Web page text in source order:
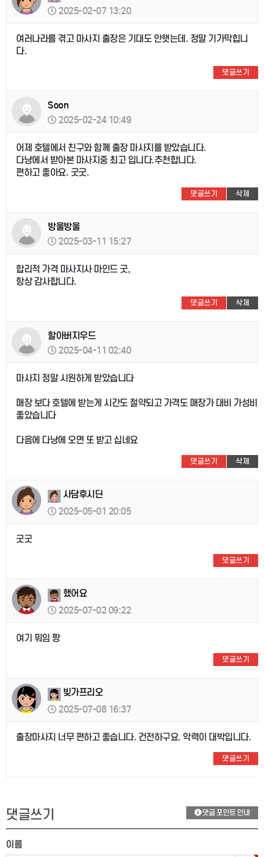
2025-02-07 13:20
여러나라를 겪고 마사지 출장은 기대도 안햇는데. 정말 기가막힙니
다.
댓글쓰기
Soon
2025-02-24 10:49
어제 호텔에서 친구와 함께 출장 마사지를 받았습니다.
다낭에서 받아본 마사지중 최고 입니다.추천합니다.
편하고 좋아요. 굿굿.
댓글쓰기 삭제
방울방울
2025-03-11 15:27
합리적 가격 마사지사 마인드 굿,
항상 감사합니다.
댓글쓰기 삭제
할아버지우드
2025-04-11 02:40
마사지 정말 시원하게 받았습니다
매장 보다 호텔에 받는게 시간도 절약되고 가격도 매장가 대비 가성비
좋았습니다
다음에 다낭에 오면 또 받고 십네요
댓글쓰기 삭제
사담후시딘
2025-05-01 20:05
굿굿
댓글쓰기
했어요
2025-07-02 09:22
여기 뭐임 짱
댓글쓰기
빚가프리오
2025-07-08 16:37
출장마사지 너무 편하고 좋습니다. 건전하구요. 악력이 대박입니다.
댓글쓰기
댓글쓰기 댓글 포인트 안내
이름